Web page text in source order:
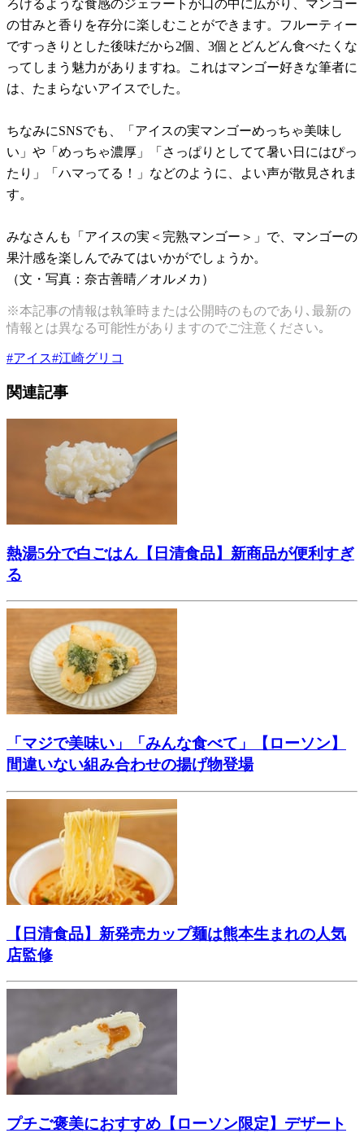
ろけるような食感のジェラートが口の中に広がり、マンゴー
の甘みと香りを存分に楽しむことができます。フルーティー
ですっきりとした後味だから2個、3個とどんどん食べたくな
ってしまう魅力がありますね。これはマンゴー好きな筆者に
は、たまらないアイスでした。
ちなみにSNSでも、「アイスの実マンゴーめっちゃ美味し
い」や「めっちゃ濃厚」「さっぱりとしてて暑い日にはぴっ
たり」「ハマってる！」などのように、よい声が散見されま
す。
みなさんも「アイスの実＜完熟マンゴー＞」で、マンゴーの
果汁感を楽しんでみてはいかがでしょうか。
（文・写真：奈古善晴／オルメカ）
※本記事の情報は執筆時または公開時のものであり､最新の
情報とは異なる可能性がありますのでご注意ください｡
#アイス#江崎グリコ
関連記事
熱湯5分で白ごはん【日清食品】新商品が便利すぎ
る
「マジで美味い」「みんな食べて」【ローソン】
間違いない組み合わせの揚げ物登場
【日清食品】新発売カップ麺は熊本生まれの人気
店監修
プチご褒美におすすめ【ローソン限定】デザート